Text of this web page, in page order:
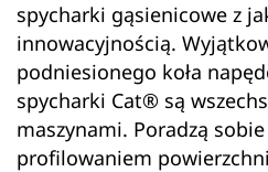
spycharki gąsienicowe z
innowacyjnością.
podniesionego koła
spycharki Cat® są
maszynami. Poradzą
profilowaniem